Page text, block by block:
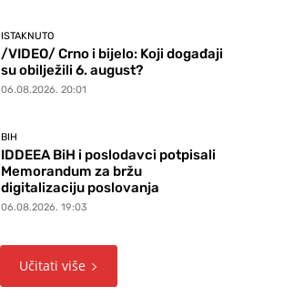
ISTAKNUTO
/VIDEO/ Crno i bijelo: Koji događaji
su obilježili 6. august?
06.08.2026. 20:01
BIH
IDDEEA BiH i poslodavci potpisali
Memorandum za bržu
digitalizaciju poslovanja
06.08.2026. 19:03
Učitati više